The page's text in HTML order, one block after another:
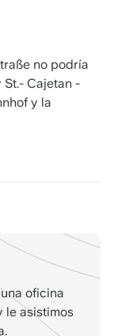
no podría
Cajetan -
y la
oficina
le asistimos